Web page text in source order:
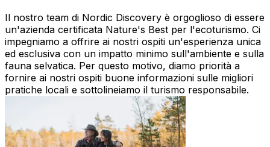
Qualità approvata da Nature's Best
Il nostro team di Nordic Discovery è orgoglioso di essere
un'azienda certificata Nature's Best per l'ecoturismo. Ci
impegniamo a offrire ai nostri ospiti un'esperienza unica
ed esclusiva con un impatto minimo sull'ambiente e sulla
fauna selvatica. Per questo motivo, diamo priorità a
fornire ai nostri ospiti buone informazioni sulle migliori
pratiche locali e sottolineiamo il turismo responsabile.